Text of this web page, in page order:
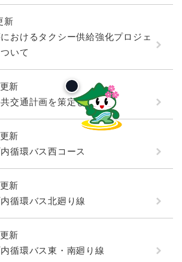
新
おけるタクシー供給強化プロジェ
いて
新
交通計画を策定しました
新
循環バス西コース
新
内循環バス北廻り線
新
内循環バス東・南廻り線